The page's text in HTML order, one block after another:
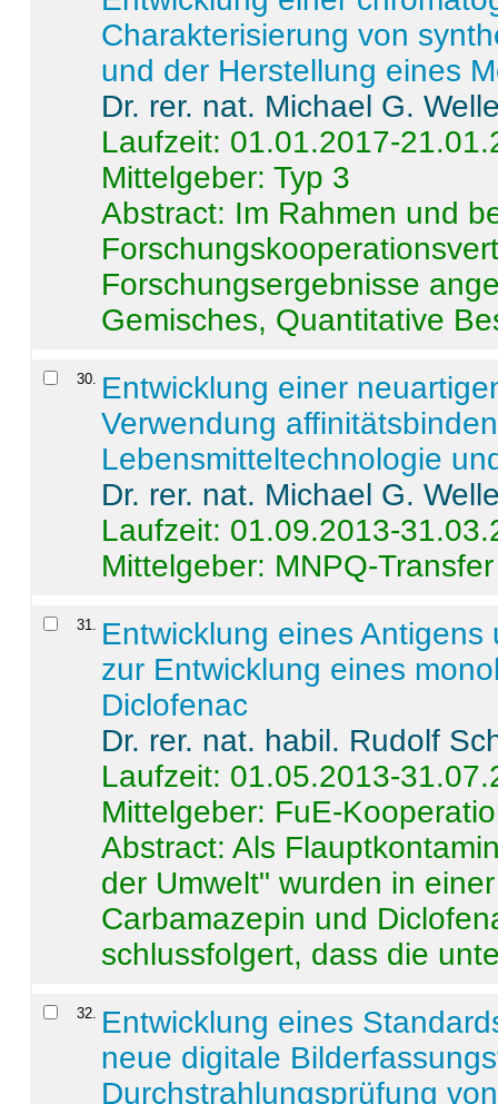
Charakterisierung von
und der Herstellung eines
Dr. rer. nat. Michael G.
Laufzeit: 01.01.2017-
Mittelgeber: Typ 3
Abstract: Im Rahmen und
Forschungsergebnisse
Gemisches, Quantitative
30. Entwicklung einer
Verwendung
Lebensmitteltechnologie
Dr. rer. nat. Michael G.
Laufzeit: 01.09.2013-
Mittelgeber: MNPQ-Transfer
31. Entwicklung eines
zur Entwicklung eines
Diclofenac
Dr. rer. nat. habil. Rudolf
Laufzeit: 01.05.2013-
Mittelgeber: FuE-
Abstract:Als
der Umwelt" wurden in
Carbamazepin und
schlussfolgert, dass die
32. Entwicklung eines
neue digitale
Durchstrahlungsprüfung